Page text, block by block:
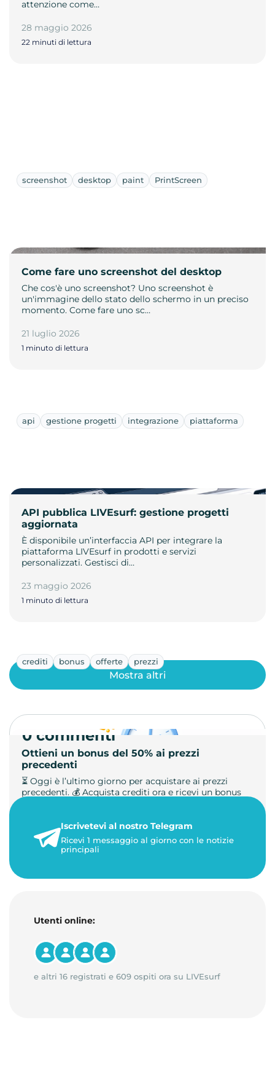
attenzione come…
28 maggio 2026
22 minuti di lettura
screenshot desktop paint PrintScreen
Come fare uno screenshot del desktop
Che cos'è uno screenshot? Uno screenshot è
un'immagine dello stato dello schermo in un preciso
momento. Come fare uno sc…
21 luglio 2026
1 minuto di lettura
api gestione progetti integrazione piattaforma
API pubblica LIVEsurf: gestione progetti
aggiornata
È disponibile un’interfaccia API per integrare la
piattaforma LIVEsurf in prodotti e servizi
personalizzati. Gestisci di…
23 maggio 2026
1 minuto di lettura
crediti bonus offerte prezzi
Ottieni un bonus del 50% ai prezzi
precedenti
⏳ Oggi è l’ultimo giorno per acquistare ai prezzi
precedenti. 💰 Acquista crediti ora e ricevi un bonus
23 maggio 2026
1 minuto di lettura
Mostra altri
0 commenti
Iscrivetevi al nostro Telegram
Ricevi 1 messaggio al giorno con le notizie
principali
Utenti online:
e altri 16 registrati e 609 ospiti ora su LIVEsurf